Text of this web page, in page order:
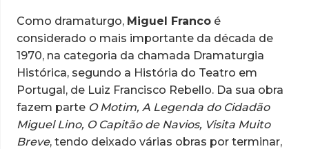
Como dramaturgo, Miguel Franco é
considerado o mais importante da década de
1970, na categoria da chamada Dramaturgia
Histórica, segundo a História do Teatro em
Portugal, de Luiz Francisco Rebello. Da sua obra
fazem parte O Motim, A Legenda do Cidadão
Miguel Lino, O Capitão de Navios, Visita Muito
Breve, tendo deixado várias obras por terminar,